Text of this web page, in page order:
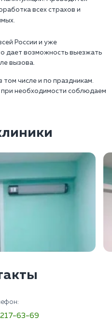
всех страхов и
России и уже
дает возможность выезжать
вызова.
числе и по праздникам.
при необходимости соблюдаем
217-63-69